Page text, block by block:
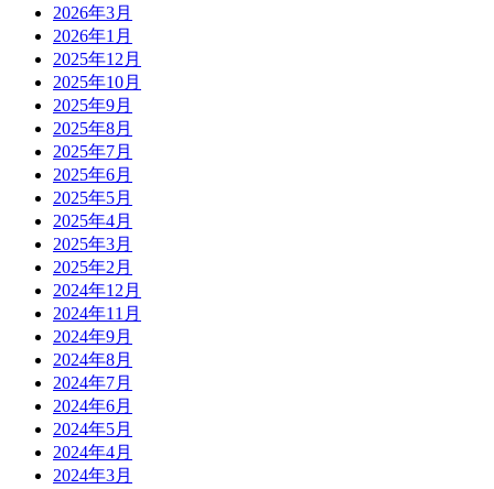
2026年3月
2026年1月
2025年12月
2025年10月
2025年9月
2025年8月
2025年7月
2025年6月
2025年5月
2025年4月
2025年3月
2025年2月
2024年12月
2024年11月
2024年9月
2024年8月
2024年7月
2024年6月
2024年5月
2024年4月
2024年3月